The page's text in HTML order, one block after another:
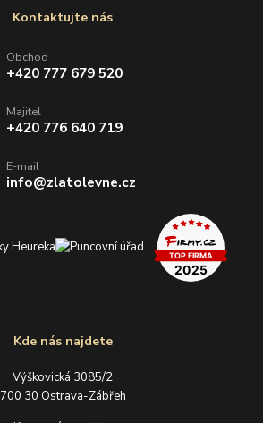
Kde nás najdete
Výškovická 3085/2
700 30 Ostrava-Zábřeh
Kontaktujte nás
Obchod
+420 777 679 520
Majitel
+420 776 640 719
E-mail
info@zlatolevne.cz